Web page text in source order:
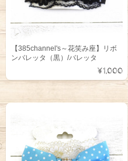
【385channel's～花笑み座】リボ
ンバレッタ（黒）/バレッタ
¥1,000